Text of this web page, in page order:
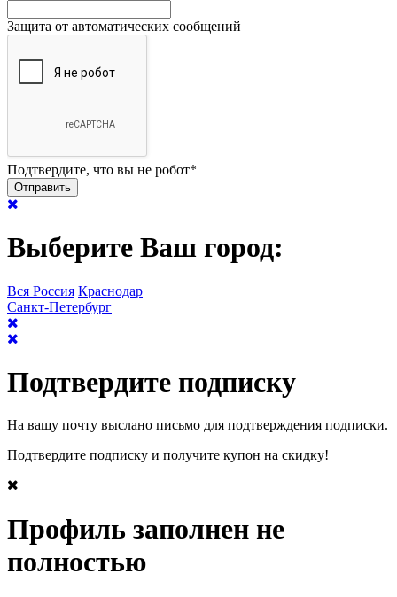
Защита от автоматических сообщений
Подтвердите, что вы не робот*
Выберите Ваш город:
Вся Россия Краснодар
Санкт-Петербург
Подтвердите подписку
На вашу почту выслано письмо для подтверждения подписки.
Подтвердите подписку и получите купон на скидку!
Профиль заполнен не
полностью